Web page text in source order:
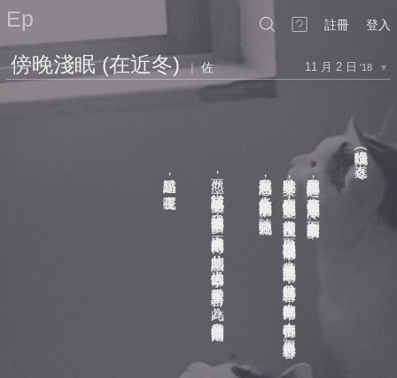
Ep 註冊 登入
傍晚淺眠 (在近冬) | 佐 11 月 2 日 '18 ▼
(
在近冬
)
我喜歡緩緩甦醒之時
，
整個世界仍沉浸在潭水一般冷
，
而深邃青藍的幻夢中
。
此時世界未有文字
，
在初醒的懵懂與向晚的朦朧
，
方準備凝神注視
，
而一切已消逝於夜色淺淺的遺憾中
。
暮微流轉的光與並生的黑暗
，
此時世界無須語言
，
未有執欲等待開口
，
未有事物值得
，
與不值得費心形容
。
，
任意念充盈於清冷的空氣中
，
隨之轉化流動
。
，
當嘗試記述這一切感受
，
我已從遙遠的幽夢中步回
，
再次擁有未來的期待
此刻的應該
過去的憾事
，
重新掌握了語言
，
，
究竟是什麼從指間溜走
？
，
夜還長呢
。